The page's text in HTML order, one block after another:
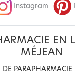
Instagram
EN
MÉJEAN
DE